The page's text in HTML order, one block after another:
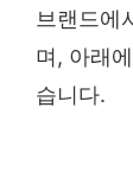
브랜드에
며, 아래
습니다.